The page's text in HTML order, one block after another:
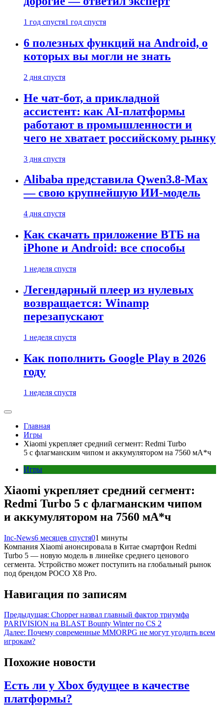
1 год спустя1 год спустя
6 полезных функций на Android, о
которых вы могли не знать
2 дня спустя
Не чат-бот, а прикладной
ассистент: как AI-платформы
работают в промышленности и
чего не хватает российскому рынку
3 дня спустя
Alibaba представила Qwen3.8-Max
— свою крупнейшую ИИ-модель
4 дня спустя
Как скачать приложение ВТБ на
iPhone и Android: все способы
1 неделя спустя
Легендарный плеер из нулевых
возвращается: Winamp
перезапускают
1 неделя спустя
Как пополнить Google Play в 2026
году
1 неделя спустя
Главная
Игры
Xiaomi укрепляет средний сегмент: Redmi Turbo
5 с флагманским чипом и аккумулятором на 7560 мА*ч
Игры
Xiaomi укрепляет средний сегмент:
Redmi Turbo 5 с флагманским чипом
и аккумулятором на 7560 мА*ч
Inc-News6 месяцев спустя01 минуты
Компания Xiaomi анонсировала в Китае смартфон Redmi
Turbo 5 — новую модель в линейке среднего ценового
сегмента. Устройство может поступить на глобальный рынок
под брендом POCO X8 Pro.
Навигация по записям
Предыдущая: Chopper назвал главный фактор триумфа
PARIVISION на BLAST Bounty Winter по CS 2
Далее: Почему современные MMORPG не могут угодить всем
игрокам?
Похожие новости
Есть ли у Xbox будущее в качестве
платформы?